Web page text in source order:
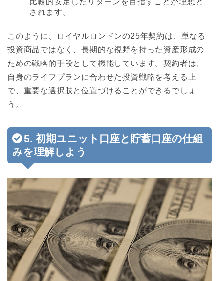
比較的安定したリターンを目指すことが理想と
されます。
このように、ロイヤルロンドンの25年契約は、単なる
投資商品ではなく、長期的な視野を持った資産形成の
ための戦略的手段として機能しています。契約者は、
自身のライフプランに合わせた投資戦略を考える上
で、重要な選択肢と位置づけることができるでしょ
う。
5. 初期ユニット口座と貯蓄口座の仕組
みを理解しよう